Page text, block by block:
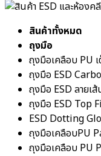
สินค้าทั้งหมด
ถุงมือ
ถุงมือเคลือบ PU
ถุงมือ ESD
ถุงมือ ESD ลายเ
ถุงมือ ESD Top
ESD Dotting
ถุงมือเคลือบPU
ถุงมือเคลือบ PU